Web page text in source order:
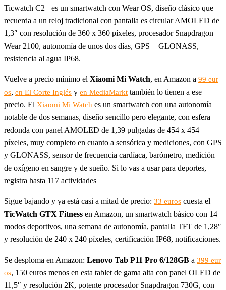
Ticwatch C2+ es un smartwatch con Wear OS, diseño clásico que
recuerda a un reloj tradicional con pantalla es circular AMOLED de
1,3″ con resolución de 360 x 360 píxeles, procesador Snapdragon
Wear 2100, autonomía de unos dos días, GPS + GLONASS,
resistencia al agua IP68.
Vuelve a precio mínimo el Xiaomi Mi Watch, en Amazon a 99 eur
os, en El Corte Inglés y en MediaMarkt también lo tienen a ese
precio. El Xiaomi Mi Watch es un smartwatch con una autonomía
notable de dos semanas, diseño sencillo pero elegante, con esfera
redonda con panel AMOLED de 1,39 pulgadas de 454 x 454
píxeles, muy completo en cuanto a sensórica y mediciones, con GPS
y GLONASS, sensor de frecuencia cardíaca, barómetro, medición
de oxígeno en sangre y de sueño. Si lo vas a usar para deportes,
registra hasta 117 actividades
Sigue bajando y ya está casi a mitad de precio: 33 euros cuesta el
TicWatch GTX Fitness en Amazon, un smartwatch básico con 14
modos deportivos, una semana de autonomía, pantalla TFT de 1,28″
y resolución de 240 x 240 píxeles, certificación IP68, notificaciones.
Se desploma en Amazon: Lenovo Tab P11 Pro 6/128GB a 399 eur
os, 150 euros menos en esta tablet de gama alta con panel OLED de
11,5″ y resolución 2K, potente procesador Snapdragon 730G, con